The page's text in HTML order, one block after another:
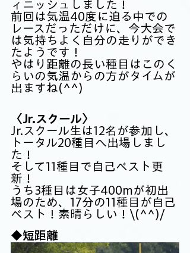
ィニッシュしました！
前回は気温40度に迫る中での
レースだっただけに、今大会で
は気持ちよく自分の走りができ
たようです！
やはり距離の長い種目はこのく
らいの気温からの方がタイムが
出ますね(^^)
〈Jr.スクール〉
Jr.スクール生は12名が参加し、
トータル20種目へ出場しまし
た！
そして11種目で自己ベスト更
新！
うち3種目は女子400mが初出
場のため、17分の11種目が自己
ベスト！素晴らしい！\(^^)/
◆短距離